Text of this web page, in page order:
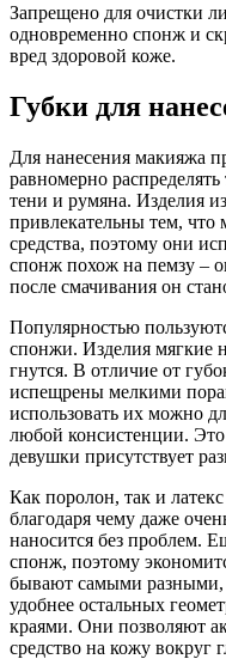
Запрещено для очистки
одновременно спонж и
вред здоровой коже.
Губки для
Для нанесения макияжа
равномерно
тени и румяна. Изделия
привлекательны тем,
средства, поэтому они
спонж похож на пемзу –
после смачивания он
Популярностью
спонжи. Изделия мягкие
гнутся. В отличие от
испещрены мелкими
использовать их можно
любой консистенции. Это
девушки присутствует
Как поролон, так и
благодаря чему даже
наносится без проблем.
спонж, поэтому
бывают самыми разными,
удобнее остальных
краями. Они позволяют
средство на кожу вокруг